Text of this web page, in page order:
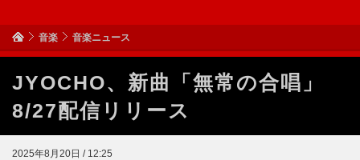
音楽 音楽ニュース
JYOCHO、新曲「無常の合唱」
8/27配信リリース
2025年8月20日 / 12:25